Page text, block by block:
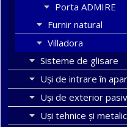
Porta ADMIRE
Furnir natural
Villadora
Sisteme de glisare
Uși de intrare în
Uşi de exterior
Uși tehnice și